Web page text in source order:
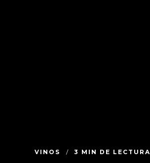
VINOS 3 MIN DE LECTURA